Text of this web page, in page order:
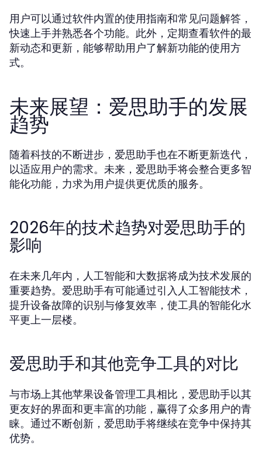
用户可以通过软件内置的使用指南和常见问题解答，
快速上手并熟悉各个功能。此外，定期查看软件的最
新动态和更新，能够帮助用户了解新功能的使用方
式。
未来展望：爱思助手的发展
趋势
随着科技的不断进步，爱思助手也在不断更新迭代，
以适应用户的需求。未来，爱思助手将会整合更多智
能化功能，力求为用户提供更优质的服务。
2026年的技术趋势对爱思助手的
影响
在未来几年内，人工智能和大数据将成为技术发展的
重要趋势。爱思助手有可能通过引入人工智能技术，
提升设备故障的识别与修复效率，使工具的智能化水
平更上一层楼。
爱思助手和其他竞争工具的对比
与市场上其他苹果设备管理工具相比，爱思助手以其
更友好的界面和更丰富的功能，赢得了众多用户的青
睐。通过不断创新，爱思助手将继续在竞争中保持其
优势。